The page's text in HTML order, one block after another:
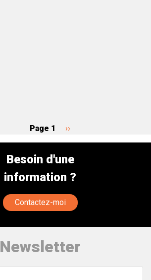
Page 1
Page
››
Besoin d'une
information ?
Contactez-moi
Newsletter